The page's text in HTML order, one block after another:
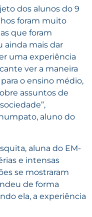
dos alunos do 9
foram muito
que foram
ainda mais dar
uma experiência
ver a maneira
o ensino médio,
assuntos de
aluno do
aluna do EM-
e intensas
se mostraram
de forma
ela, a experiência